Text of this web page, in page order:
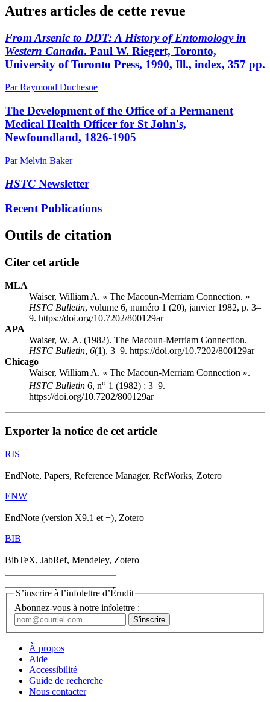
Autres articles de cette revue
From Arsenic to DDT: A History of Entomology in
Western Canada. Paul W. Riegert, Toronto,
University of Toronto Press, 1990, Ill., index, 357 pp.
Par Raymond Duchesne
The Development of the Office of a Permanent
Medical Health Officer for St John's,
Newfoundland, 1826-1905
Par Melvin Baker
HSTC Newsletter
Recent Publications
Outils de citation
Citer cet article
MLA
Waiser, William A. « The Macoun-Merriam Connection. »
HSTC Bulletin, volume 6, numéro 1 (20), janvier 1982, p. 3–
9. https://doi.org/10.7202/800129ar
APA
Waiser, W. A. (1982). The Macoun-Merriam Connection.
HSTC Bulletin, 6(1), 3–9. https://doi.org/10.7202/800129ar
Chicago
Waiser, William A. « The Macoun-Merriam Connection ».
HSTC Bulletin 6, no 1 (1982) : 3–9.
https://doi.org/10.7202/800129ar
Exporter la notice de cet article
RIS
EndNote, Papers, Reference Manager, RefWorks, Zotero
ENW
EndNote (version X9.1 et +), Zotero
BIB
BibTeX, JabRef, Mendeley, Zotero
S’inscrire à l’infolettre d’Érudit
Abonnez-vous à notre infolettre :
À propos
Aide
Accessibilité
Guide de recherche
Nous contacter